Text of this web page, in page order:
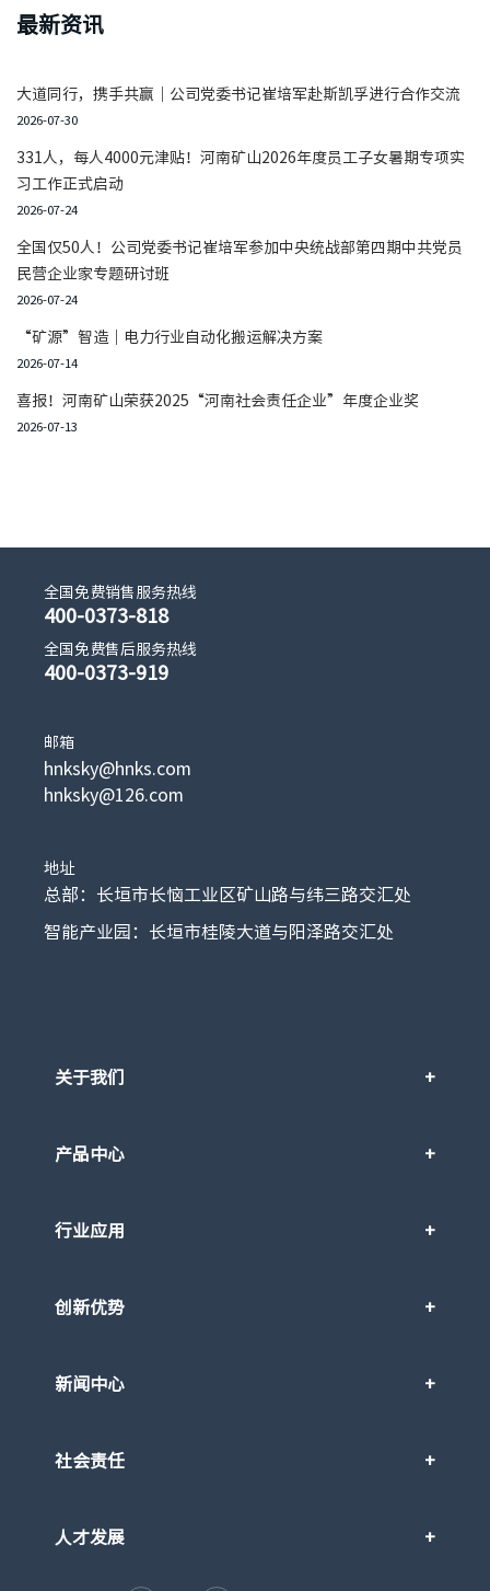
最新资讯
大道同行，携手共赢｜公司党委书记崔培军赴斯凯孚进行合作交流
2026-07-30
331人，每人4000元津贴！河南矿山2026年度员工子女暑期专项实
习工作正式启动
2026-07-24
全国仅50人！公司党委书记崔培军参加中央统战部第四期中共党员
民营企业家专题研讨班
2026-07-24
“矿源”智造｜电力行业自动化搬运解决方案
2026-07-14
喜报！河南矿山荣获2025“河南社会责任企业”年度企业奖
2026-07-13
全国免费销售服务热线
400-0373-818
全国免费售后服务热线
400-0373-919
邮箱
hnksky@hnks.com
hnksky@126.com
地址
总部：长垣市长恼工业区矿山路与纬三路交汇处
智能产业园：长垣市桂陵大道与阳泽路交汇处
关于我们
产品中心
行业应用
创新优势
新闻中心
社会责任
人才发展